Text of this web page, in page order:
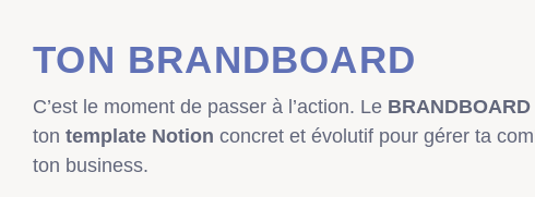
TON BRANDBOARD
C’est le moment de passer à l’action. Le BRANDBOARD
tontemplate Notion concret et évolutif pour gérer ta
ton business.